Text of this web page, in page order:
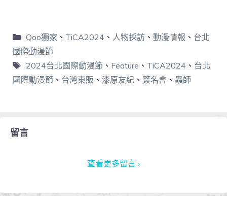
Qoo獨家 、 TiCA2024 、 人物採訪、 動漫情報 、 台北
國際動漫節
2024台北國際動漫節、 Feature 、 TiCA2024 、 台北
國際動漫節 、 台灣東販 、 漆原友紀 、 簽名會 、 蟲師
留言
查看更多留言 ›